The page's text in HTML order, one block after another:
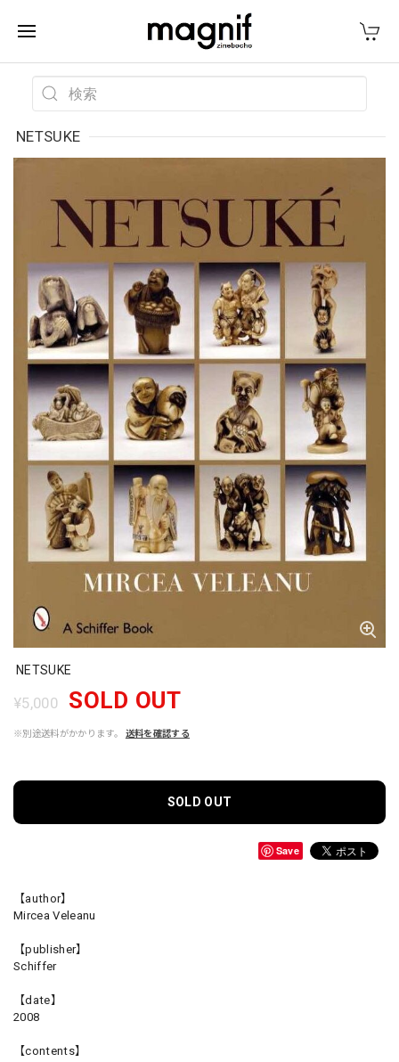
NETSUKE
NETSUKE
¥5,000 SOLD OUT
※別途送料がかかります。 送料を確認する
SOLD OUT
Save
【author】
Mircea Veleanu
【publisher】
Schiffer
【date】
2008
【contents】